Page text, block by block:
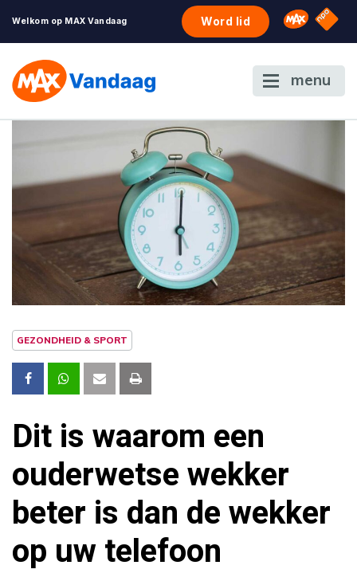
Welkom op MAX Vandaag Word lid Omroep
NPO
menu
GEZONDHEID & SPORT
Dit is waarom een
ouderwetse wekker
beter is dan de wekker
op uw telefoon